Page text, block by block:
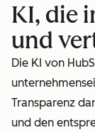
KI, die
und
Die KI von
Transparenz
und den